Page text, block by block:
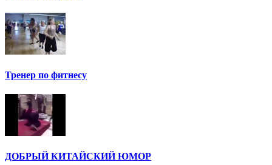
Тренер по фитнесу
ДОБРЫЙ КИТАЙСКИЙ ЮМОР